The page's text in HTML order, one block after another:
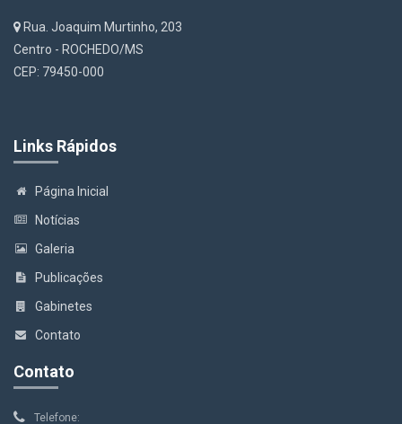
Rua. Joaquim Murtinho, 203
Centro - ROCHEDO/MS
CEP: 79450-000
Links Rápidos
Página Inicial
Notícias
Galeria
Publicações
Gabinetes
Contato
Contato
Telefone: